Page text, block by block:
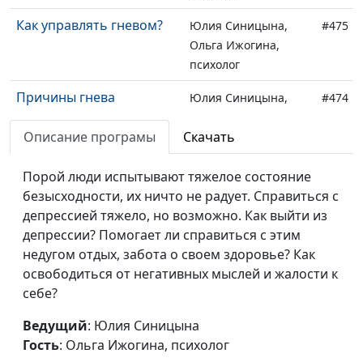
Как управлять гневом?
Юлия Синицына,
Ольга Ижогина,
психолог
#475
Причины гнева
Юлия Синицына,
психолог
#474
Нужно ли подавлять
гнев?
Ольга Ижогина,
психолог
Поведение во время
конфликта (вторая
часть)
Юлия Синицына,
Ольга Ижогина,
психолог
конфликта (первая
часть)
Ольга Ижогина,
психолог
Описание програмы Скачать
Порой люди испытывают тяжелое состояние
безысходности, их ничто не радует. Справиться с
депрессией тяжело, но возможно. Как выйти из
депрессии? Помогает ли справиться с этим
недугом отдых, забота о своем здоровье? Как
освободиться от негативных мыслей и жалости к
себе?
Ведущий: Юлия Синицына
Гость: Ольга Ижогина, психолог